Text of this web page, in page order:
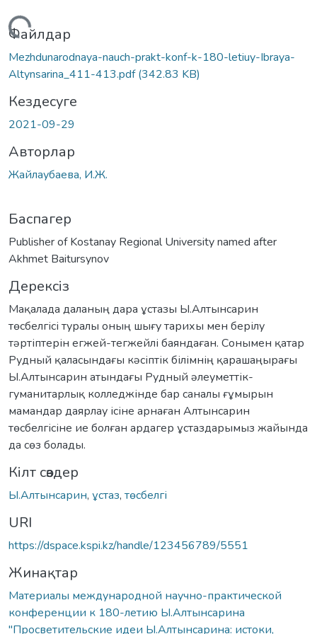
Жүктеу...
Файлдар
Mezhdunarodnaya-nauch-prakt-konf-k-180-letiuy-Ibraya-
Altynsarina_411-413.pdf(342.83 KB)
Кездесуге
2021-09-29
Авторлар
Жайлаубаева, И.Ж.
Баспагер
Publisher of Kostanay Regional University named after
Akhmet Baitursynov
Дерексіз
Мақалада даланың дара ұстазы Ы.Алтынсарин
төсбелгісі туралы оның шығу тарихы мен берілу
тəртіптерін егжей-тегжейлі баяндаған. Сонымен қатар
Рудный қаласындағы кəсіптік білімнің қарашаңырағы
Ы.Алтынсарин атындағы Рудный əлеуметтік-
гуманитарлық колледжінде бар саналы ғұмырын
мамандар даярлау ісіне арнаған Алтынсарин
төсбелгісіне ие болған ардагер ұстаздарымыз жайында
да сөз болады.
Кілт сөздер
Ы.Алтынсарин, ұстаз, төсбелгі
URI
https://dspace.kspi.kz/handle/123456789/5551
Жинақтар
Материалы международной научно-практической
конференции к 180-летию Ы.Алтынсарина
"Просветительские идеи Ы.Алтынсарина: истоки,